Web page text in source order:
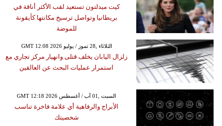
كيت ميدلتون تستعيد لقب الأكثر أناقة في
بريطانيا وتواصل ترسيخ مكانتها كأيقونة
للموضة
GMT 12:08 2026 الثلاثاء ,28 تموز / يوليو
زلزال اليابان يخلف قتلى وانهيار مركز تجاري مع
استمرار عمليات البحث عن العالقين
GMT 12:18 2026 السبت ,01 آب / أغسطس
الأبراج والرفاهية أي علامة فاخرة تناسب
شخصيتك